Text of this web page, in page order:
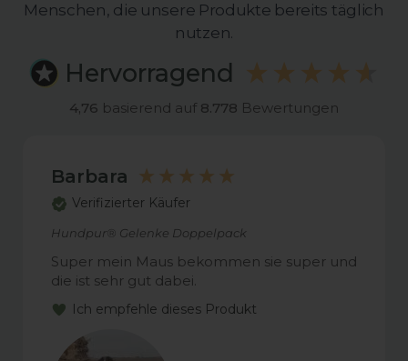
Menschen, die unsere Produkte bereits täglich
nutzen.
Hervorragend
4,76 basierend auf 8.778 Bewertungen
Barbara
Verifizierter Käufer
Hundpur® Gelenke Doppelpack
Super mein Maus bekommen sie super und
die ist sehr gut dabei.
Ich empfehle dieses Produkt